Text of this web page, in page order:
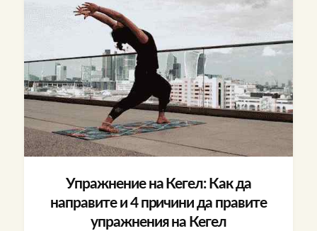
Упражнение на Кегел: Как да
направите и 4 причини да правите
упражнения на Кегел